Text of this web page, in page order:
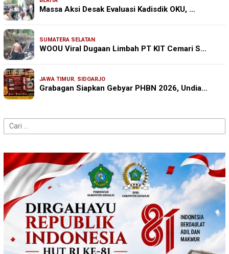
Massa Aksi Desak Evaluasi Kadisdik OKU, …
SUMATERA SELATAN
WOOU Viral Dugaan Limbah PT KIT Cemari S…
JAWA TIMUR, SIDOARJO
Grabagan Siapkan Gebyar PHBN 2026, Undia…
Cari
untuk: